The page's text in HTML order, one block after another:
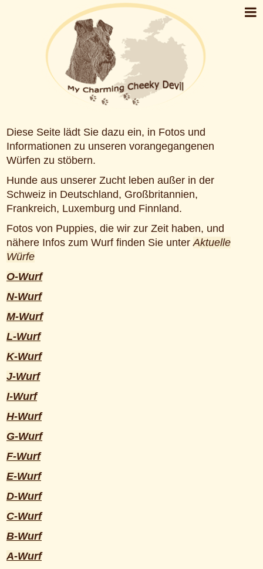
Diese Seite lädt Sie dazu ein, in Fotos und
Informationen zu unseren vorangegangenen
Würfen zu stöbern.
Hunde aus unserer Zucht leben außer in der
Schweiz in Deutschland, Großbritannien,
Frankreich, Luxemburg und Finnland.
Fotos von Puppies, die wir zur Zeit haben, und
nähere Infos zum Wurf finden Sie unterAktuelle
Würfe
O-Wurf
N-Wurf
M-Wurf
L-Wurf
K-Wurf
J-Wurf
I-Wurf
H-Wurf
G-Wurf
F-Wurf
E-Wurf
D-Wurf
C-Wurf
B-Wurf
A-Wurf